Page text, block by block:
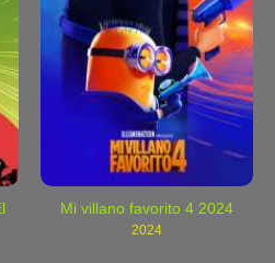
Mi villano favorito 4 2024
2024